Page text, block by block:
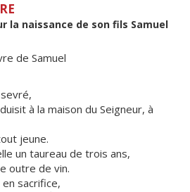
la naissance de son fils Samuel
de Samuel
à la maison du Seigneur, à
jeune.
un taureau de trois ans,
outre de vin.
sacrifice,